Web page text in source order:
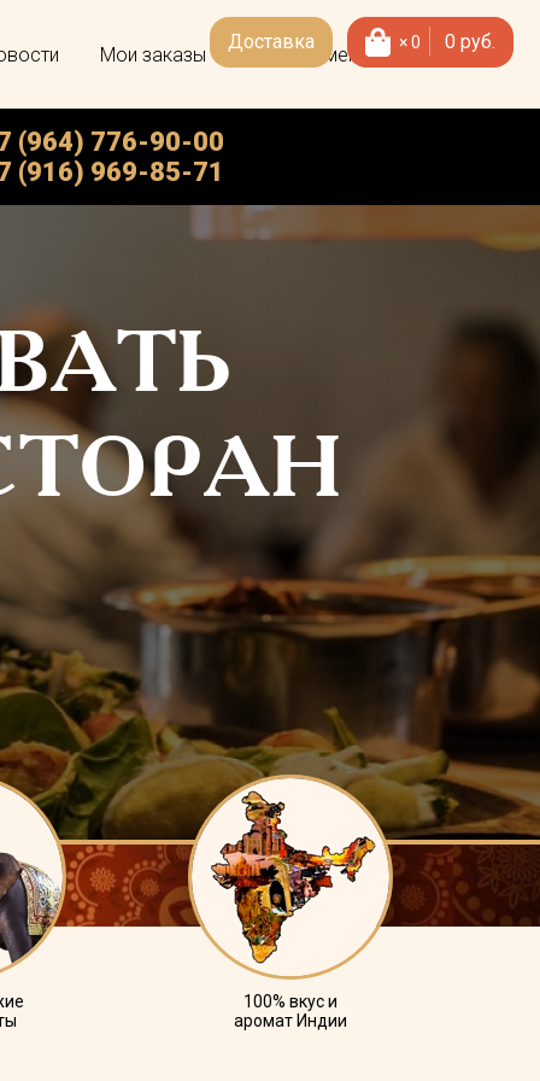
Доставка ×0 0 руб.
Мои заказы Скачать меню
(964) 776-90-00
(916) 969-85-71
100% вкус и
аромат Индии